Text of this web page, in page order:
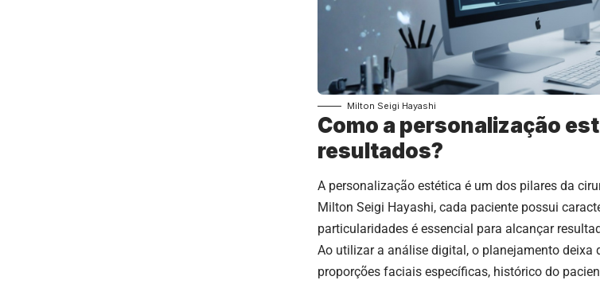
Milton Seigi Hayashi
Como a personalização
resultados?
A personalização estética é um dos pilares da
Milton Seigi Hayashi, cada paciente possui
particularidades é essencial para alcançar
Ao utilizar a análise digital, o planejamento deixa
proporções faciais específicas, histórico do